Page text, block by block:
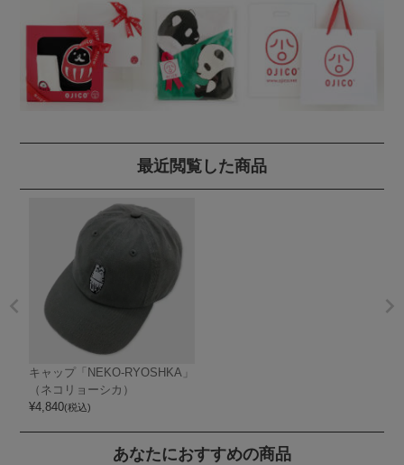
最近閲覧した商品
キャップ「NEKO-RYOSHKA」
（ネコリョーシカ）
¥4,840(税込)
あなたにおすすめの商品